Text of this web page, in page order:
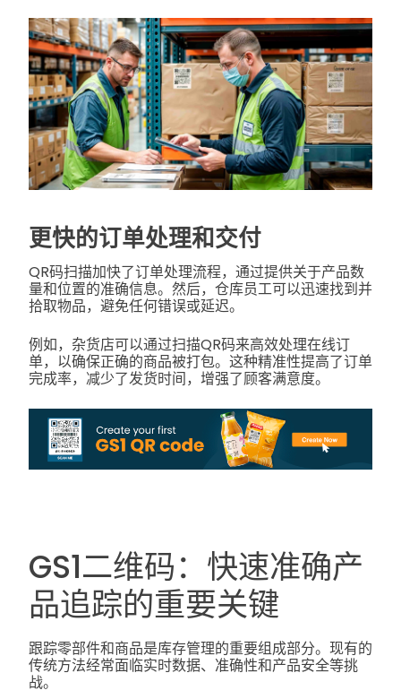
更快的订单处理和交付
QR码扫描加快了订单处理流程，通过提供关于产品数
量和位置的准确信息。然后，仓库员工可以迅速找到并
拾取物品，避免任何错误或延迟。
例如，杂货店可以通过扫描QR码来高效处理在线订
单，以确保正确的商品被打包。这种精准性提高了订单
完成率，减少了发货时间，增强了顾客满意度。
GS1二维码：快速准确产
品追踪的重要关键
跟踪零部件和商品是库存管理的重要组成部分。现有的
传统方法经常面临实时数据、准确性和产品安全等挑
战。